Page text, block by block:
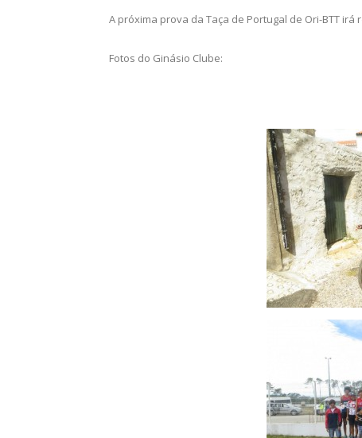
A próxima prova da Taça de Portugal de Ori-BTT
Fotos do Ginásio Clube: